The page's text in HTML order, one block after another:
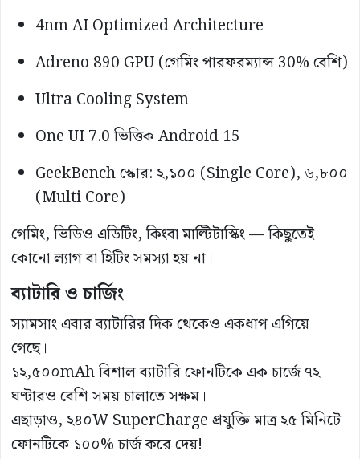
4nm AI Optimized Architecture
Adreno 890 GPU (গেমিং পারফরম্যান্স 30% বেশি)
Ultra Cooling System
One UI 7.0 ভিত্তিক Android 15
GeekBench স্কোর: ২,১০০ (Single Core), ৬,৮০০
(Multi Core)
গেমিং, ভিডিও এডিটিং, কিংবা মাল্টিটাস্কিং — কিছুতেই
কোনো ল্যাগ বা হিটিং সমস্যা হয় না।
ব্যাটারি ও চার্জিং
স্যামসাং এবার ব্যাটারির দিক থেকেও একধাপ এগিয়ে
গেছে।
১২,৫০০mAh বিশাল ব্যাটারি ফোনটিকে এক চার্জে ৭২
ঘণ্টারও বেশি সময় চালাতে সক্ষম।
এছাড়াও, ২৪০W SuperCharge প্রযুক্তি মাত্র ২৫ মিনিটে
ফোনটিকে ১০০% চার্জ করে দেয়!